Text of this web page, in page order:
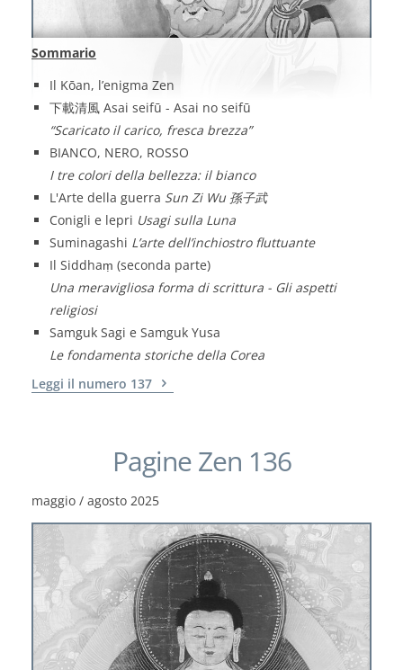
Sommario
Il Kōan, l’enigma Zen
下載清風 Asai seifū - Asai no seifū
“Scaricato il carico, fresca brezza”
BIANCO, NERO, ROSSO
I tre colori della bellezza: il bianco
L'Arte della guerra Sun Zi Wu 孫子武
Conigli e lepri Usagi sulla Luna
Suminagashi L’arte dell’inchiostro fluttuante
Il Siddhaṃ (seconda parte)
Una meravigliosa forma di scrittura - Gli aspetti
religiosi
Samguk Sagi e Samguk Yusa
Le fondamenta storiche della Corea
Leggi il numero 137
Pagine Zen 136
maggio / agosto 2025